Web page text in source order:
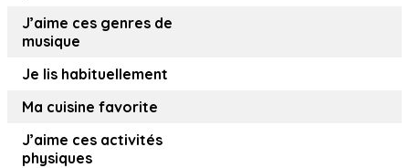
J’aime ces genres de
musique
Je lis habituellement
Ma cuisine favorite
J’aime ces activités
physiques